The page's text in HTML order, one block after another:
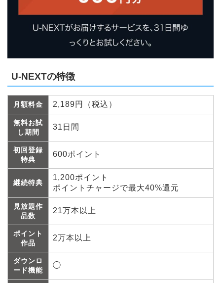
U-NEXTの特徴
月額料金 2,189円（税込）
無料お試
し期間
31日間
初回登録
特典
600ポイント
継続特典
1,200ポイント
ポイントチャージで最大40%還元
見放題作
品数
21万本以上
ポイント
作品
2万本以上
ダウンロ
ード機能
◯